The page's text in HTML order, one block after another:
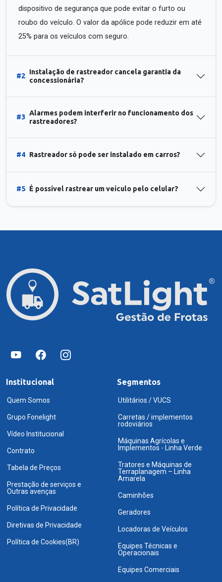
dispositivo de segurança que pode evitar o furto ou
roubo do veículo. O valor da apólice pode reduzir em até
25% para os veículos com seguro.
#2
Instalação de rastreador cancela garantia da
concessionária?
#3
Alarmes podem interferir no funcionamento dos
rastreadores?
#4 Rastreador só pode ser instalado em carros?
#5 É possível rastrear um veículo pelo celular?
Institucional
Quem Somos
Grupo Fonelight
Vídeo Institucional
Contrato
Tabela de Preços
Prestação de serviços e
Outras avenças
Política de Privacidade
Diretivas de Privacidade
Política de Cookies(BR)
Segmentos
Utilitários / VUCS
Carretas / implementos
rodoviários
Máquinas Agrícolas e
Implementos - Linha Verde
Tratores e Máquinas de
Terraplanagem – Linha
Amarela
Caminhões
Geradores
Locadoras de Veículos
Equipes Técnicas e
Operacionais
Equipes Comerciais